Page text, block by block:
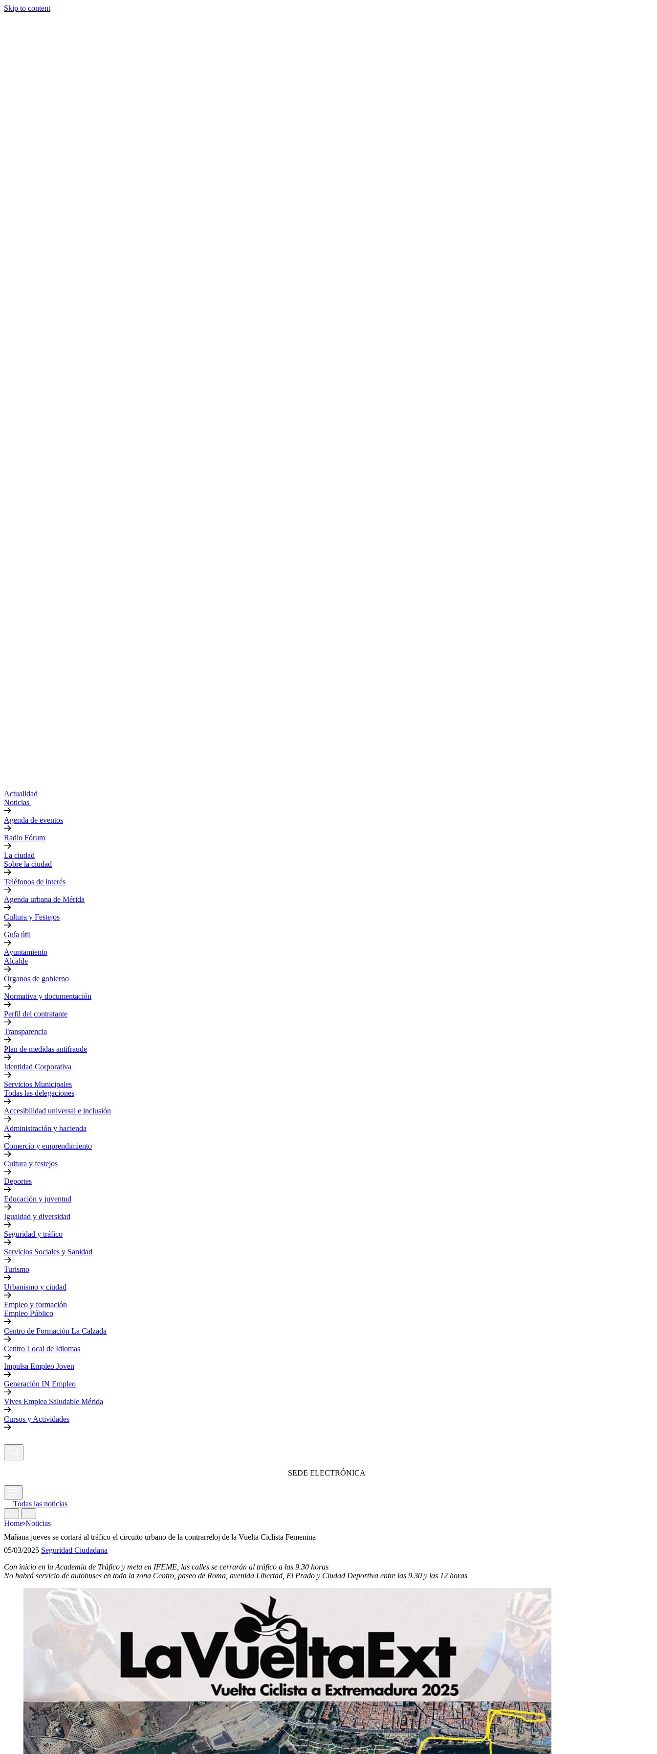
Skip to content
Actualidad
Noticias
Agenda de eventos
Radio Fórum
La ciudad
Sobre la ciudad
Teléfonos de interés
Agenda urbana de Mérida
Cultura y Festejos
Guía útil
Ayuntamiento
Alcalde
Órganos de gobierno
Normativa y documentación
Perfil del contratante
Transparencia
Plan de medidas antifraude
Identidad Corporativa
Servicios Municipales
Todas las delegaciones
Accesibilidad universal e inclusión
Administración y hacienda
Comercio y emprendimiento
Cultura y festejos
Deportes
Educación y juventud
Igualdad y diversidad
Seguridad y tráfico
Servicios Sociales y Sanidad
Turismo
Urbanismo y ciudad
Empleo y formación
Empleo Público
Centro de Formación La Calzada
Centro Local de Idiomas
Impulsa Empleo Joven
Generación IN Empleo
Vives Emplea Saludable Mérida
Cursos y Actividades
SEDE ELECTRÓNICA
Todas las noticias
Home Noticias
Mañana jueves se cortará al tráfico el circuito urbano de la contrarreloj de la Vuelta Ciclista Femenina
05/03/2025 Seguridad Ciudadana
Con inicio en la Academia de Tráfico y meta en IFEME, las calles se cerrarán al tráfico a las 9.30 horas
No habrá servicio de autobuses en toda la zona Centro, paseo de Roma, avenida Libertad, El Prado y Ciudad Deportiva entre las 9.30 y las 12 horas